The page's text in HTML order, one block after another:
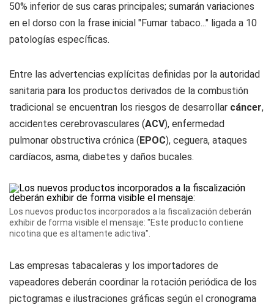
50% inferior de sus caras principales; sumarán variaciones
en el dorso con la frase inicial "Fumar tabaco..." ligada a 10
patologías específicas.
Entre las advertencias explícitas definidas por la autoridad
sanitaria para los productos derivados de la combustión
tradicional se encuentran los riesgos de desarrollar cáncer,
accidentes cerebrovasculares (ACV), enfermedad
pulmonar obstructiva crónica (EPOC), ceguera, ataques
cardíacos, asma, diabetes y daños bucales.
Los nuevos productos incorporados a la fiscalización deberán
exhibir de forma visible el mensaje: "Este producto contiene
nicotina que es altamente adictiva".
Las empresas tabacaleras y los importadores de
vapeadores deberán coordinar la rotación periódica de los
pictogramas e ilustraciones gráficas según el cronograma